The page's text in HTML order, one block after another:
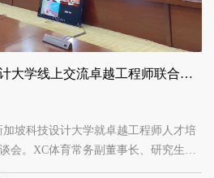
XC体育与新加坡科技设计大学线上交流卓越工程师联合培养
加坡科技设计大学就卓越工程师人才培
会。XC体育常务副董事长、研究生院